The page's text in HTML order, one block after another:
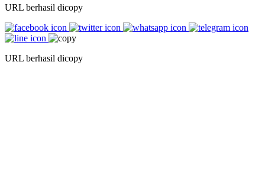
URL berhasil dicopy
URL berhasil dicopy